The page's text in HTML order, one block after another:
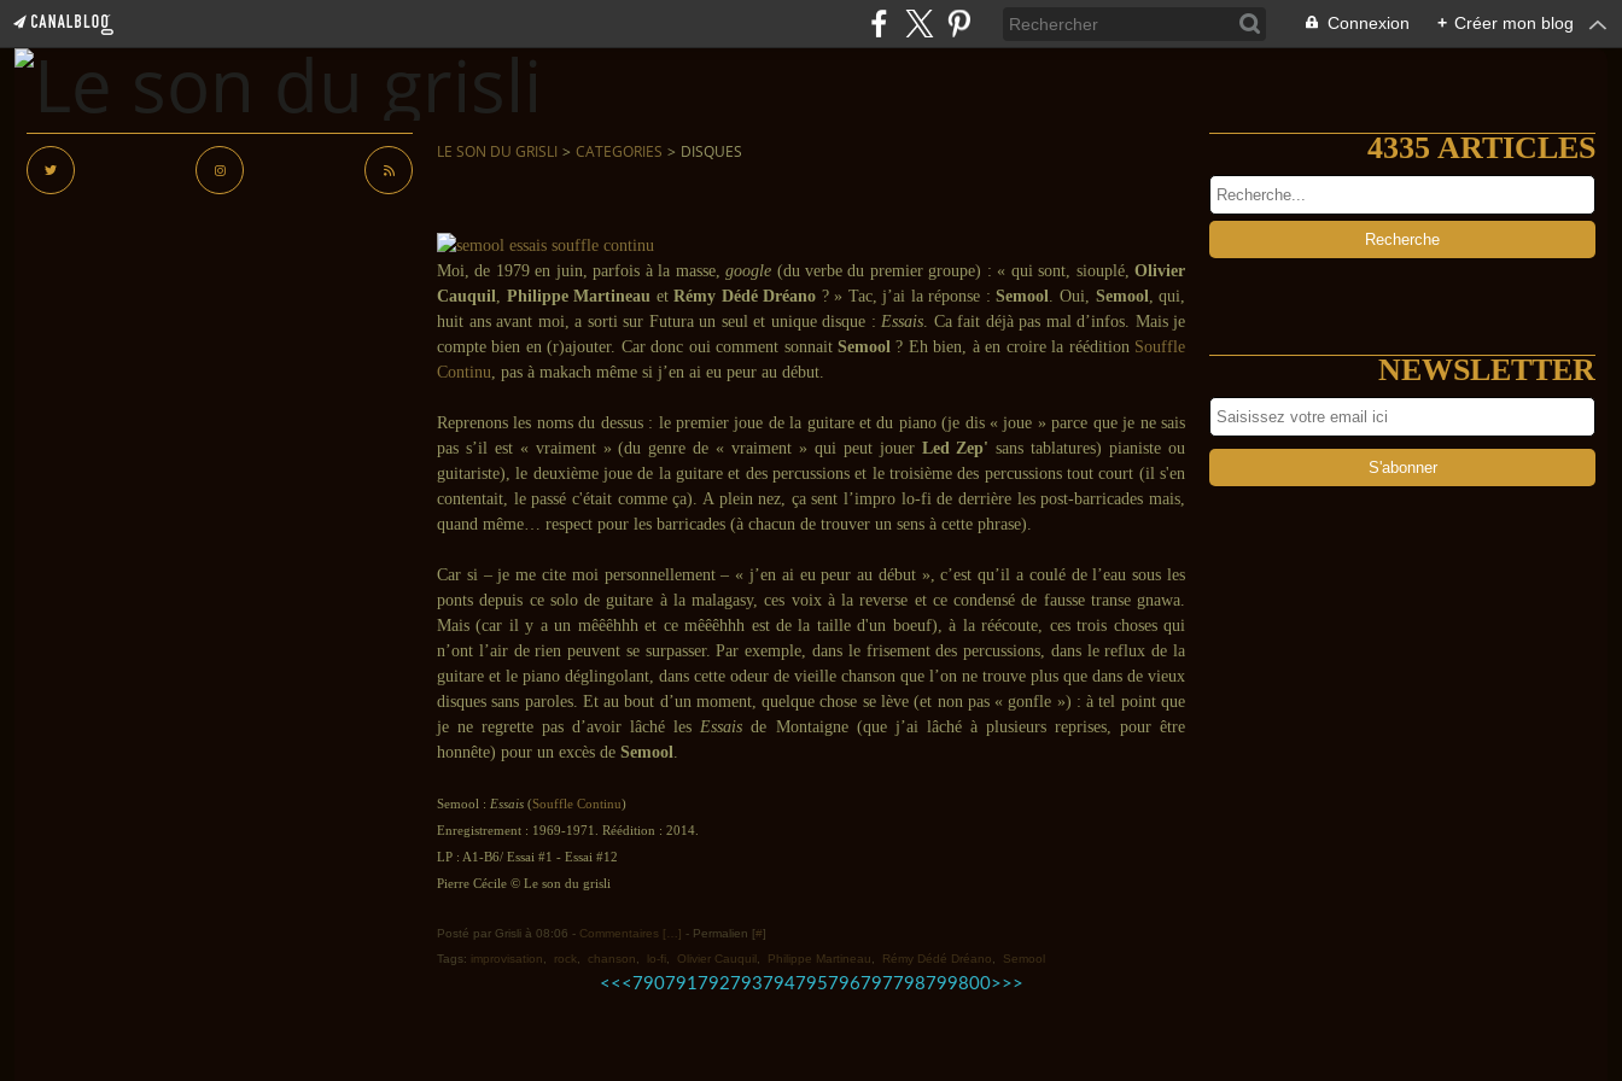
Connexion + Créer mon blog
LE SON DU GRISLI > CATEGORIES > DISQUES
Moi, de 1979 en juin, parfois à la masse,google (du verbe du premier groupe) : « qui sont, siouplé,Olivier
Cauquil, Philippe Martineau etRémy Dédé Dréano ? » Tac, j’ai la réponse :Semool. Oui, Semool, qui,
huit ans avant moi, a sorti sur Futura un seul et unique disque : Essais. Ca fait déjà pas mal d’infos. Mais je
compte bien en (r)ajouter. Car donc oui comment sonnait Semool ? Eh bien, à en croire la réédition Souffle
Continu, pas à makach même si j’en ai eu peur au début.
Reprenons les noms du dessus : le premier joue de la guitare et du piano (je dis « joue » parce que je ne sais
pas s’il est « vraiment » (du genre de « vraiment » qui peut jouer Led Zep' sans tablatures) pianiste ou
guitariste), le deuxième joue de la guitare et des percussions et le troisième des percussions tout court (il s'en
contentait, le passé c'était comme ça). A plein nez, ça sent l’impro lo-fi de derrière les post-barricades mais,
quand même… respect pour les barricades (à chacun de trouver un sens à cette phrase).
Car si – je me cite moi personnellement – « j’en ai eu peur au début », c’est qu’il a coulé de l’eau sous les
ponts depuis ce solo de guitare à la malagasy, ces voix à la reverse et ce condensé de fausse transe gnawa.
Mais (car il y a un mêêêhhh et ce mêêêhhh est de la taille d'un boeuf), à la réécoute, ces trois choses qui
n’ont l’air de rien peuvent se surpasser. Par exemple, dans le frisement des percussions, dans le reflux de la
guitare et le piano déglingolant, dans cette odeur de vieille chanson que l’on ne trouve plus que dans de vieux
disques sans paroles. Et au bout d’un moment, quelque chose se lève (et non pas « gonfle ») : à tel point que
je ne regrette pas d’avoir lâché lesEssais de Montaigne (que j’ai lâché à plusieurs reprises, pour être
honnête) pour un excès de Semool.
Semool : Essais (Souffle Continu)
Enregistrement : 1969-1971. Réédition : 2014.
LP : A1-B6/ Essai #1 - Essai #12
Pierre Cécile © Le son du grisli
Posté par Grisli à 08:06 - Commentaires [ ] - Permalien [#]
Tags: improvisation rock chanson lo-fi Olivier Cauquil Philippe Martineau Rémy Dédé Dréano Semool
<< < 700
710
720
730
740
750
760
770
780
790791 792 793 794795 796 797 798 799800
900
1000
1100
1200
1300
1400
1500
1600
1700
1800
1900
2000
2100
2200
2300
2400
2500
2600
2700
2800
2900
3000
3100
3200
3300
3400
3500 >>>
4335 ARTICLES
NEWSLETTER